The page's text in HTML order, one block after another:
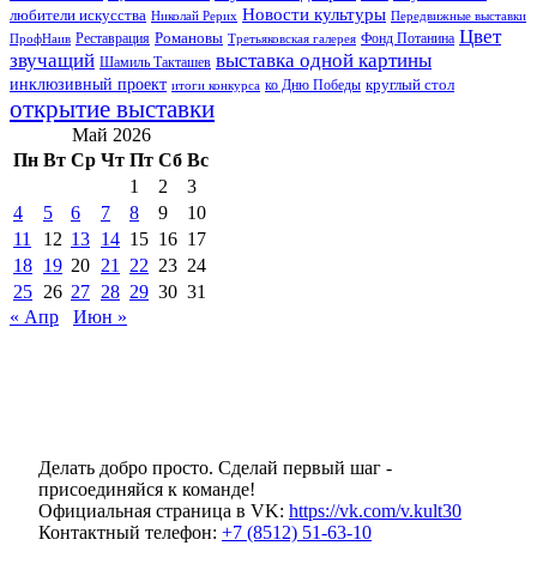
любители искусства Николай Рерих Новости культуры Передвижные выставки
ПрофНаив Реставрация Романовы Третьяковская галерея Фонд Потанина Цвет
звучащий Шамиль Такташев выставка одной картины
инклюзивный проект итоги конкурса ко Дню Победы круглый стол
открытие выставки
Май 2026
Пн Вт Ср Чт Пт Сб Вс
1
2
3
4
5 6 7 8 9
10
11
12 13 14 15 16 17
18 19 20 21 22 23 24
25 26 27 28 29 30 31
« Апр
Июн »
Делать добро просто. Сделай первый шаг -
присоединяйся к команде!
Официальная страница в VK: https://vk.com/v.kult30
Контактный телефон: +7 (8512) 51-63-10